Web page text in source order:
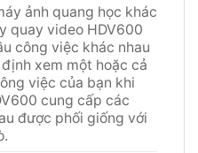
ảnh quang học khác
quay video HDV600
công việc khác nhau
xem một hoặc cả
việc của bạn khi
cung cấp các
được phối giống với